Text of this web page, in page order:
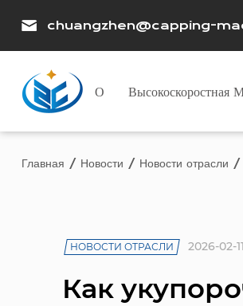
chuangzhen@capping-
О Высокоскоростная
Главная / Новости / Новости отрасли /
НОВОСТИ ОТРАСЛИ 2026-02-11
Как